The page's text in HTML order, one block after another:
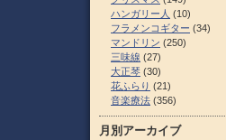
ハンガリー人 (10)
フラメンコギター (34)
マンドリン (250)
三味線 (27)
大正琴 (30)
花ふらり (21)
音楽療法 (356)
月別アーカイブ